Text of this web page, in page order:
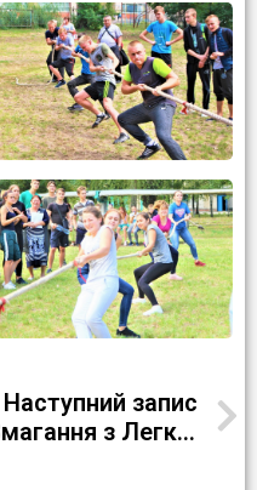
Наступний запис
Змагання з Легкої атлетики